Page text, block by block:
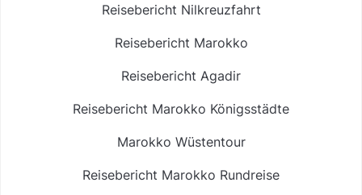
Reisebericht Nilkreuzfahrt
Reisebericht Marokko
Reisebericht Agadir
Reisebericht Marokko Königsstädte
Marokko Wüstentour
Reisebericht Marokko Rundreise